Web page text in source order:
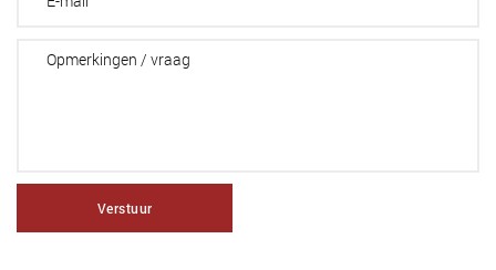
Verstuur